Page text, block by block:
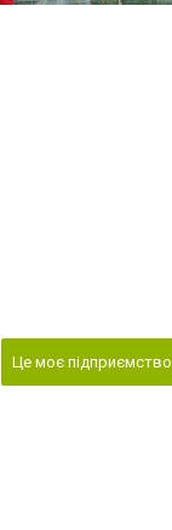
Це моє підприємство